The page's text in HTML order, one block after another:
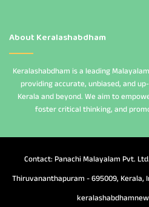
About Keralashabdham
Keralashabdham is a leading
providing accurate, unbiased, and
Kerala and beyond. We aim to
foster critical thinking, and
Contact: Panachi Malayalam Pvt.
Thiruvananthapuram - 695009, Kerala,